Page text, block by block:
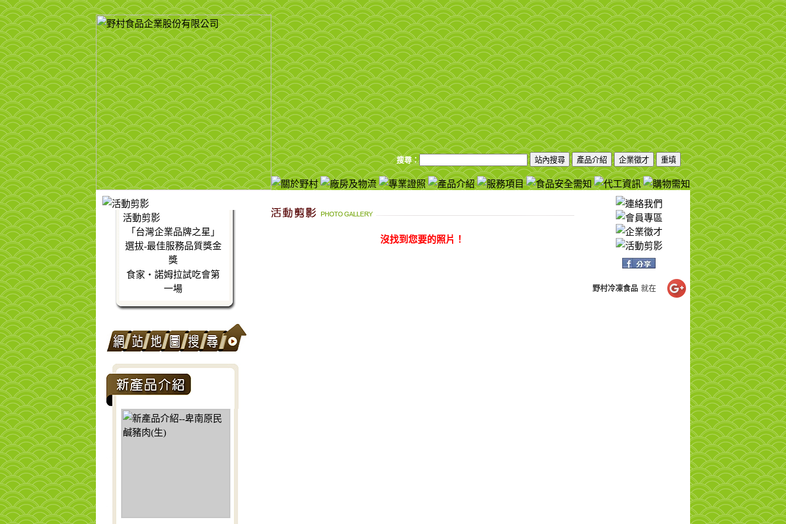
搜尋：
活動剪影
「台灣企業品牌之星」
選拔-最佳服務品質獎金
獎
食家‧諾姆拉試吃會第
一場
沒找到您要的照片！
野村冷凍食品 就在